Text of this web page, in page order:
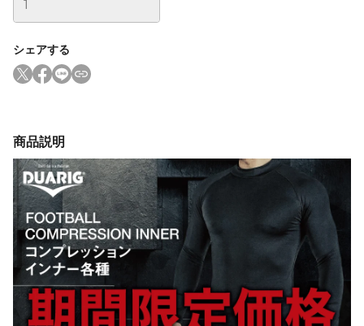
シェアする
商品説明